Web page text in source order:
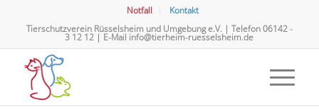
Notfall
Kontakt
Tierschutzverein Rüsselsheim und Umgebung e.V. | Telefon06142 -
3 12 12 | E-Mail info@tierheim-ruesselsheim.de